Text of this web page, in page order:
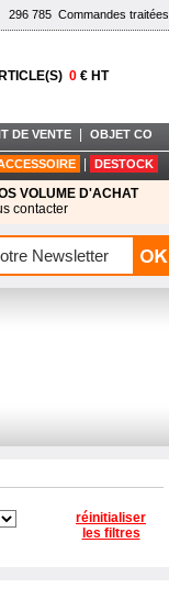
296 785 Commandes traitées
0 € HT
DE VENTE OBJET CO
DESTOCK
VOLUME D'ACHAT
contacter
réinitialiser
les filtres